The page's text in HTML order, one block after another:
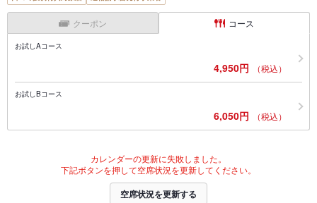
クーポン コース
お試しAコース
4,950円 （税込）
お試しBコース
6,050円 （税込）
カレンダーの更新に失敗しました。
下記ボタンを押して空席状況を更新してください。
空席状況を更新する